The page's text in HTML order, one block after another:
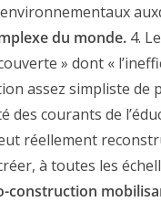
du monde. 4.
» dont «
assez simpliste de
des courants de
réellement
à toutes les
construction